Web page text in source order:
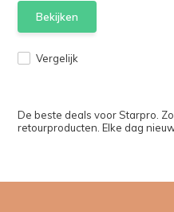
Vergelijk
Bekijken
De beste deals voor Starpro.
retourproducten. Elke dag